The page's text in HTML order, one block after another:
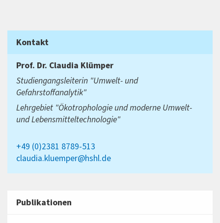
Kontakt
Prof. Dr. Claudia Klümper
Studiengangsleiterin "Umwelt- und
Gefahrstoffanalytik"
Lehrgebiet "Ökotrophologie und moderne Umwelt-
und Lebensmitteltechnologie"
+49 (0)2381 8789-513
claudia.kluemper@hshl.de
Publikationen